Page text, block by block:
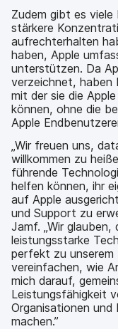
Zudem gibt es
stärkere
aufrechterhalten
haben, Apple
unterstützen. Da
verzeichnet, haben
mit der sie die
können, ohne die
Apple
„Wir freuen uns,
willkommen zu
führende
helfen können, ihr
auf Apple
und Support zu
Jamf. „Wir
leistungsstarke
perfekt zu unserem
vereinfachen, wie
mich darauf,
Leistungsfähigkeit
Organisationen
machen.”